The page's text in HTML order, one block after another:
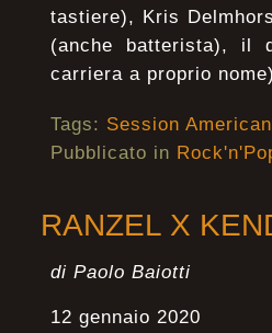
tastiere), Kris
(anche batterista), il
carriera a proprio
Tags: Session
Pubblicato in
RANZEL X
di Paolo Baiotti
12 gennaio 2020